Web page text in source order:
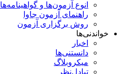
انوع آزمون‌ها و گواهینامه‌ها
راهنمای آزمون جاوا
روش برگزاری آزمون
خواندنی‌ها
اخبار
دانستنی‌ها
میکروبلاگ
تبادل‌نظر